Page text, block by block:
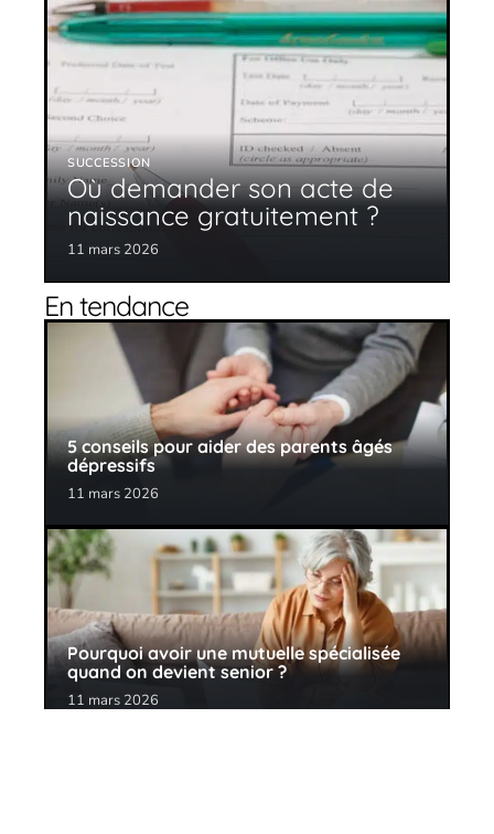
SUCCESSION
Où demander son acte de
naissance gratuitement ?
11 mars 2026
En tendance
5 conseils pour aider des parents âgés
dépressifs
11 mars 2026
Pourquoi avoir une mutuelle spécialisée
quand on devient senior ?
11 mars 2026